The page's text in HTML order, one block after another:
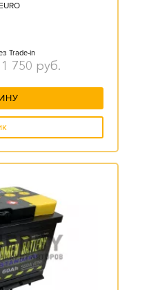
Trade-in
750 руб.